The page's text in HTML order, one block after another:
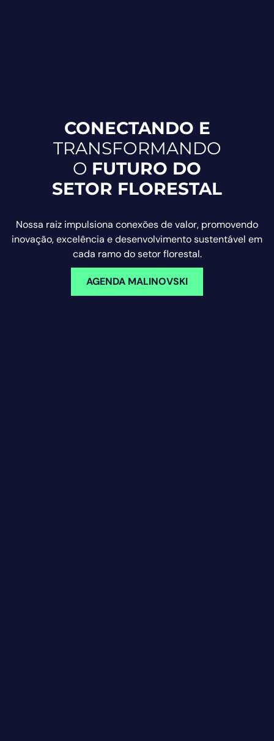
CONECTANDO E
TRANSFORMANDO
O FUTURO DO
SETOR FLORESTAL
Nossa raiz impulsiona conexões de valor, promovendo
inovação, excelência e desenvolvimento sustentável em
cada ramo do setor florestal.
AGENDA MALINOVSKI